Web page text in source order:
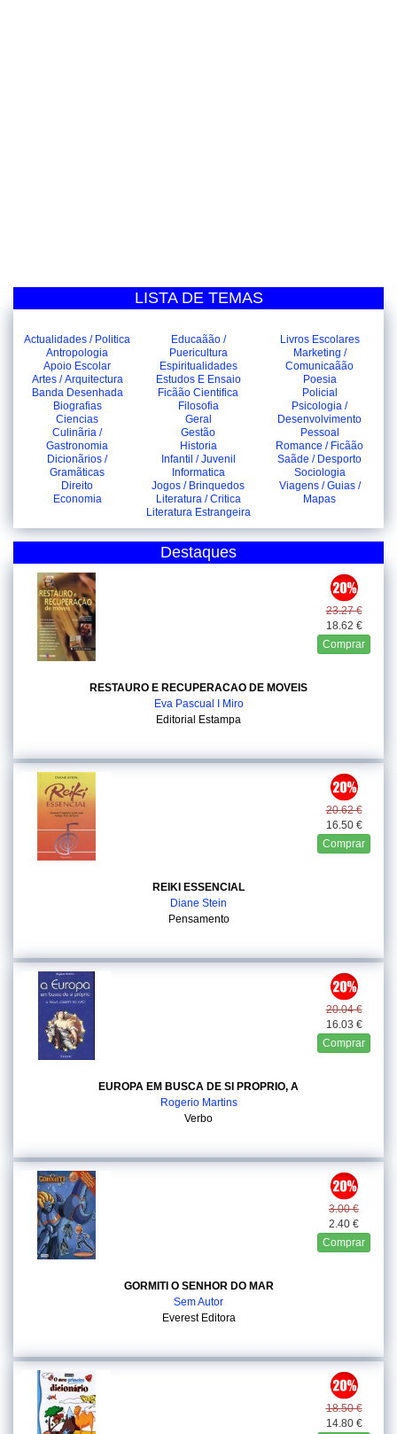
LISTA DE TEMAS
Actualidades / Politica
Antropologia
Apoio Escolar
Artes / Arquitectura
Banda Desenhada
Biografias
Ciencias
Culinãria /
Gastronomia
Dicionãrios /
Gramãticas
Direito
Economia
Educaãão /
Puericultura
Espiritualidades
Estudos E Ensaio
Ficãão Cientifica
Filosofia
Geral
Gestão
Historia
Infantil / Juvenil
Informatica
Jogos / Brinquedos
Literatura / Critica
Literatura Estrangeira
Livros Escolares
Marketing /
Comunicaãão
Poesia
Policial
Psicologia /
Desenvolvimento
Pessoal
Romance / Ficãão
Saãde / Desporto
Sociologia
Viagens / Guias /
Mapas
Destaques
23.27 €
18.62 €
Comprar
RESTAURO E RECUPERACAO DE MOVEIS
Eva Pascual I Miro
Editorial Estampa
20.62 €
16.50 €
Comprar
REIKI ESSENCIAL
Diane Stein
Pensamento
20.04 €
16.03 €
Comprar
EUROPA EM BUSCA DE SI PROPRIO, A
Rogerio Martins
Verbo
3.00 €
2.40 €
Comprar
GORMITI O SENHOR DO MAR
Sem Autor
Everest Editora
18.50 €
14.80 €